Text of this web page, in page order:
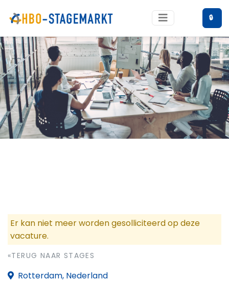
🔒
Er kan niet meer worden gesolliciteerd op deze
vacature.
«TERUG NAAR STAGES
Rotterdam, Nederland